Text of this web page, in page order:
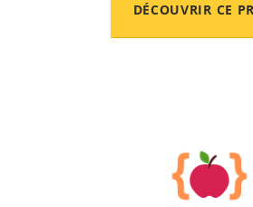
DÉCOUVRIR CE